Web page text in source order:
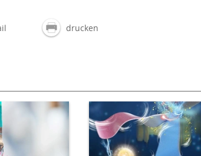
drucken